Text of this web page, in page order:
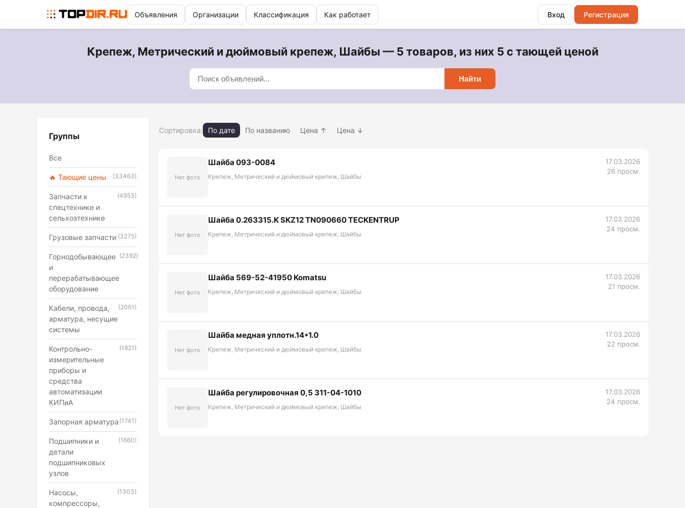
Объявления Организации Классификация Как работает Вход Регистрация
Крепеж, Метрический и дюймовый крепеж, Шайбы — 5 товаров, из них 5 с тающей ценой
Найти
Группы
Все
🔥 Тающие цены (33463)
Запчасти к
спецтехнике и
сельхозтехнике
(4953)
Грузовые запчасти (3275)
Горнодобывающее
и
перерабатывающее
оборудование
(2392)
Кабели, провода,
арматура, несущие
системы
(2061)
Контрольно-
измерительные
приборы и
средства
автоматизации
КИПиА
(1821)
Запорная арматура (1741)
Подшипники и
детали
подшипниковых
узлов
(1660)
Насосы,
компрессоры,
(1303)
Сортировка: По дате По названию Цена ↑ Цена ↓
Нет фото
Шайба 093-0084
Крепеж, Метрический и дюймовый крепеж, Шайбы
17.03.2026
26 просм.
Нет фото
Шайба 0.263315.K SKZ12 TN090660 TECKENTRUP
Крепеж, Метрический и дюймовый крепеж, Шайбы
17.03.2026
24 просм.
Нет фото
Шайба 569-52-41950 Komatsu
Крепеж, Метрический и дюймовый крепеж, Шайбы
17.03.2026
21 просм.
Нет фото
Шайба медная уплотн.14*1.0
Крепеж, Метрический и дюймовый крепеж, Шайбы
17.03.2026
22 просм.
Нет фото
Шайба регулировочная 0,5 311-04-1010
Крепеж, Метрический и дюймовый крепеж, Шайбы
17.03.2026
24 просм.